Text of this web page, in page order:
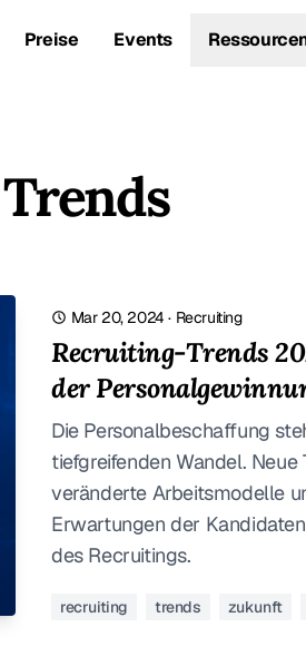
Preise Events
Mar 20, 2024 · Recruiting
Recruiting-Trends
der
Die Personalbeschaffung
tiefgreifenden Wandel. Neue
veränderte Arbeitsmodelle
Erwartungen der
des Recruitings.
recruiting trends zukunft